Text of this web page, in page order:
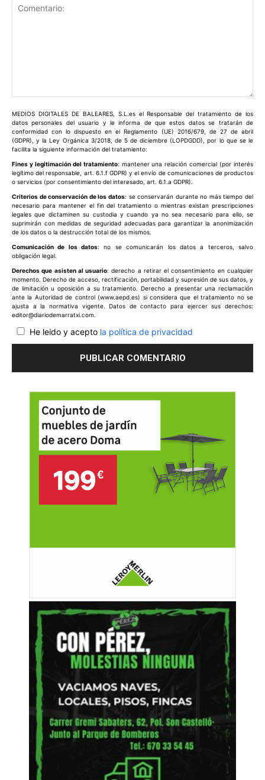
MEDIOS DIGITALES DE BALEARES, S.L.es el Responsable del tratamiento de los
datos personales del usuario y le informa de que estos datos se tratarán de
conformidad con lo dispuesto en el Reglamento (UE) 2016/679, de 27 de abril
(GDPR), y la Ley Orgánica 3/2018, de 5 de diciembre (LOPDGDD), por lo que se le
facilita la siguiente información del tratamiento:
Fines y legitimación del tratamiento: mantener una relación comercial (por interés
legítimo del responsable, art. 6.1.f GDPR) y el envío de comunicaciones de productos
o servicios (por consentimiento del interesado, art. 6.1.a GDPR).
Criterios de conservación de los datos: se conservarán durante no más tiempo del
necesario para mantener el fin del tratamiento o mientras existan prescripciones
legales que dictaminen su custodia y cuando ya no sea necesario para ello, se
suprimirán con medidas de seguridad adecuadas para garantizar la anonimización
de los datos o la destrucción total de los mismos.
Comunicación de los datos: no se comunicarán los datos a terceros, salvo
obligación legal.
Derechos que asisten al usuario: derecho a retirar el consentimiento en cualquier
momento. Derecho de acceso, rectificación, portabilidad y supresión de sus datos, y
de limitación u oposición a su tratamiento. Derecho a presentar una reclamación
ante la Autoridad de control (www.aepd.es) si considera que el tratamiento no se
ajusta a la normativa vigente. Datos de contacto para ejercer sus derechos:
editor@diariodemarratxi.com.
He leido y acepto la política de privacidad